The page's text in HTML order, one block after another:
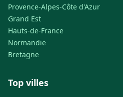
Provence-Alpes-Côte d'Azur
Grand Est
Hauts-de-France
Normandie
Bretagne
Top villes